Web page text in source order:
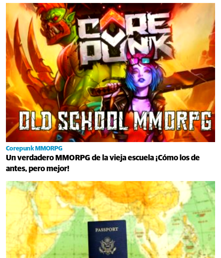
Corepunk MMORPG
Un verdadero MMORPG de la vieja escuela ¡Cómo los de
antes, pero mejor!